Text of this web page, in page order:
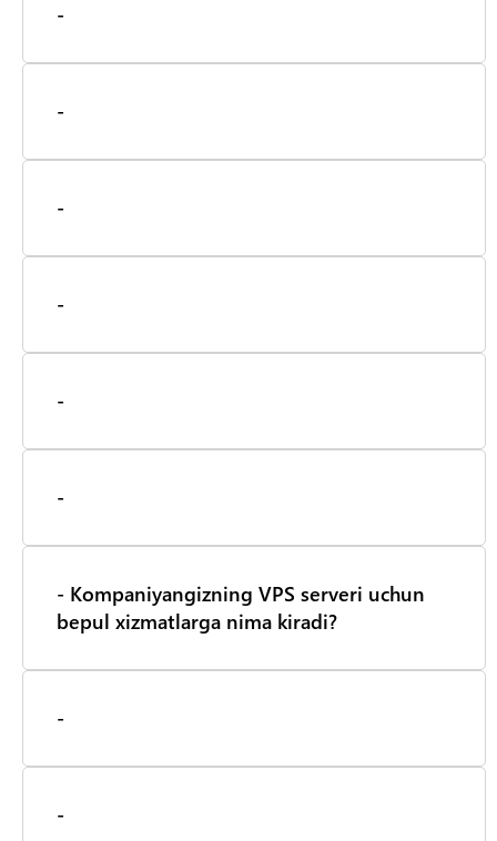
-
-
-
-
-
-
- Kompaniyangizning VPS serveri uchun
bepul xizmatlarga nima kiradi?
-
-